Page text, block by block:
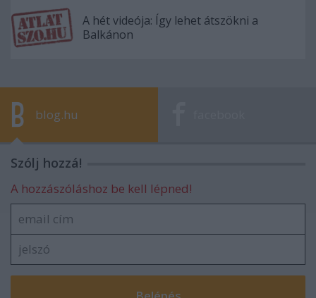
A hét videója: Így lehet átszökni a
Balkánon
blog.hu
Szólj hozzá!
A hozzászóláshoz be kell lépned!